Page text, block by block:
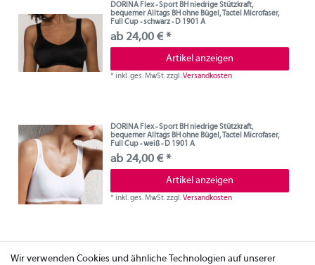
DORINA Flex - Sport BH niedrige Stützkraft,
bequemer Alltags BH ohne Bügel, Tactel Microfaser,
Full Cup - schwarz - D 1901 A
ab 24,00 € *
Artikel anzeigen
*inkl. ges. MwSt.zzgl.Versandkosten
DORINA Flex - Sport BH niedrige Stützkraft,
bequemer Alltags BH ohne Bügel, Tactel Microfaser,
Full Cup - weiß - D 1901 A
ab 24,00 € *
Artikel anzeigen
*inkl. ges. MwSt.zzgl.Versandkosten
Wir verwenden Cookies und ähnliche Technologien auf unserer